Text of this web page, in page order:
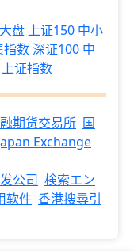
盘 上证150 中小
指数深证100 中
上证指数
期货交易所 国
Exchange
公司 検索エン
软件 香港搜尋引